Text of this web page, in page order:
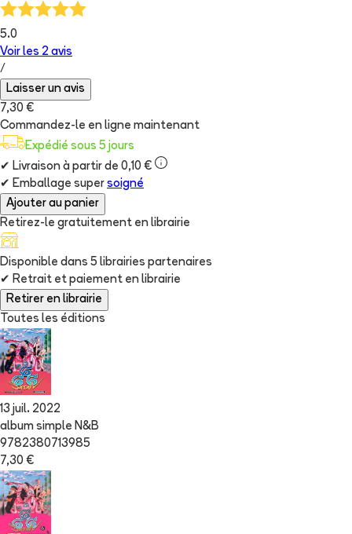
5.0
Voir les 2 avis
/
Laisser un avis
7,30 €
Commandez-le en ligne maintenant
Expédié sous 5 jours
✔ Livraison à partir de 0,10 €
✔ Emballage super soigné
Ajouter au panier
Retirez-le gratuitement en librairie
Disponible dans 5 librairies partenaires
✔ Retrait et paiement en librairie
Retirer en librairie
Toutes les éditions
13 juil. 2022
album simple N&B
9782380713985
7,30 €